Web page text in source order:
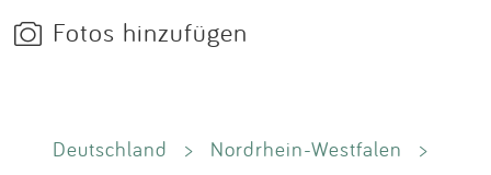
Fotos hinzufügen
Deutschland > Nordrhein-Westfalen
>